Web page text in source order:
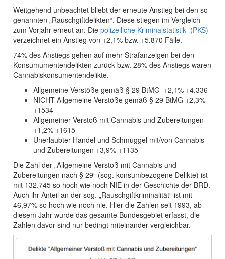
Weitgehend unbeachtet bliebt der erneute Anstieg bei den so
genannten „Rauschgiftdelikten“. Diese stiegen im Vergleich
zum Vorjahr erneut an. Die polizeiliche Kriminalstatistik (PKS)
verzeichnet ein Anstieg von +2,1% bzw. +5.870 Fälle.
74% des Anstiegs gehen auf mehr Strafanzeigen bei den
Konsumumentendelikten zurück bzw. 28% des Anstiegs waren
Cannabiskonsumentendelikte.
Allgemeine Verstöße gemäß § 29 BtMG +2,1% +4.336
NICHT Allgemeine Verstöße gemäß § 29 BtMG +2,3%
+1534
Allgemeiner Verstoß mit Cannabis und Zubereitungen
+1,2% +1615
Unerlaubter Handel und Schmuggel mit/von Cannabis
und Zubereitungen +3,9% +1135
Die Zahl der „Allgemeine Verstoß mit Cannabis und
Zubereitungen nach § 29“ (sog. konsumbezogene Delikte) ist
mit 132.745 so hoch wie noch NIE in der Geschichte der BRD.
Auch ihr Anteil an der sog. „Rauschgiftkriminalität“ ist mit
46,97% so hoch wie noch nie. Hier die Zahlen seit 1993, ab
diesem Jahr wurde das gesamte Bundesgebiet erfasst, die
Zahlen davor sind nur bedingt miteinander vergleichbar.